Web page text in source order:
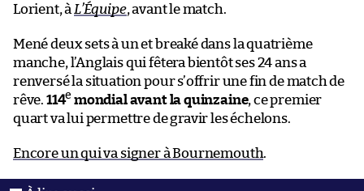
Lorient, à L’Équipe, avant le match.
Mené deux sets à un et breaké dans la quatrième
manche, l’Anglais qui fêtera bientôt ses 24 ans a
renversé la situation pour s’offrir une fin de match de
rêve. 114e mondial avant la quinzaine, ce premier
quart va lui permettre de gravir les échelons.
Encore un qui va signer à Bournemouth.